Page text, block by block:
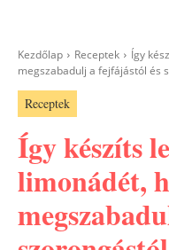
Kezdőlap Receptek
Így
megszabadulj a fejfájástól és
Receptek
Így készíts
limonádét,